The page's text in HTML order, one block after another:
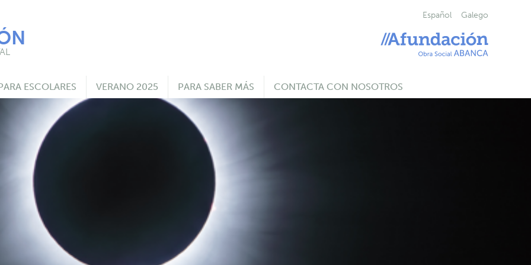
Galego
Español
ESCOLARES VERANO 2025 PARA SABER MÁS CONTACTA CON NOSOTROS